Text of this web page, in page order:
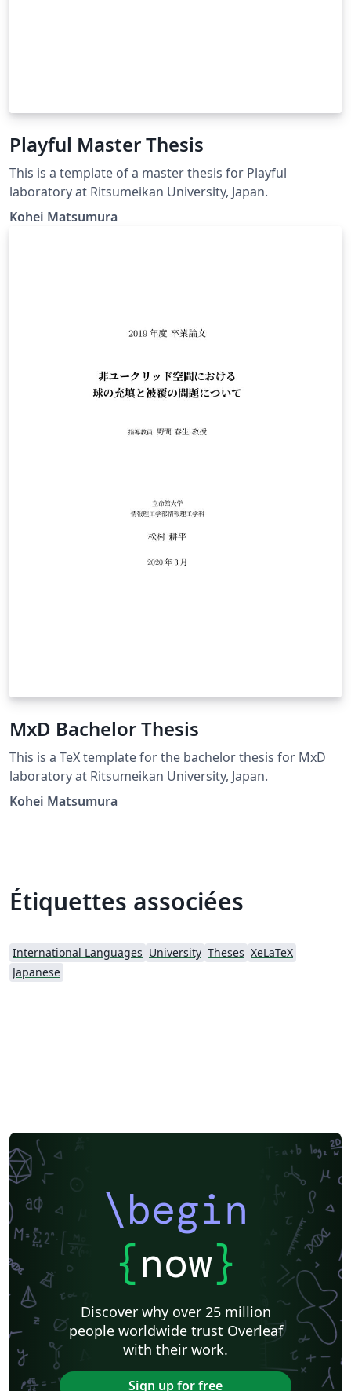
Playful Master Thesis
This is a template of a master thesis for Playful
laboratory at Ritsumeikan University, Japan.
Kohei Matsumura
MxD Bachelor Thesis
This is a TeX template for the bachelor thesis for MxD
laboratory at Ritsumeikan University, Japan.
Kohei Matsumura
Étiquettes associées
International Languages University Theses XeLaTeX
Japanese
\begin
{now}
Discover why over 25 million
people worldwide trust Overleaf
with their work.
Sign up for free